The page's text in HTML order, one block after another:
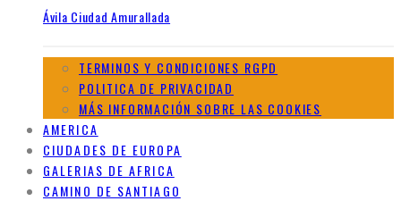
Ávila Ciudad Amurallada
TERMINOS Y CONDICIONES RGPD
POLITICA DE PRIVACIDAD
MÁS INFORMACIÓN SOBRE LAS COOKIES
AMERICA
CIUDADES DE EUROPA
GALERIAS DE AFRICA
CAMINO DE SANTIAGO